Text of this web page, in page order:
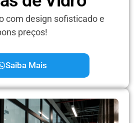
com design sofisticado e
preços!
Saiba Mais